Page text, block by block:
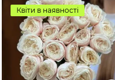
Квіти в наявності